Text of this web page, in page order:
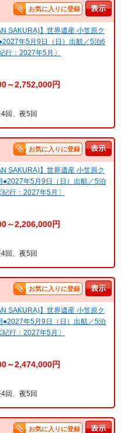
お気に入りに登録
SAKURA)】世界遺産 小笠原ク
年5月9日（日）出航／5泊6
行：2027年5月〕
～2,752,000円
回、夜5回
お気に入りに登録
SAKURA)】世界遺産 小笠原ク
●2027年5月9日（日）出航／5泊
行：2027年5月〕
～2,206,000円
回、夜5回
お気に入りに登録
SAKURA)】世界遺産 小笠原ク
●2027年5月9日（日）出航／5泊
行：2027年5月〕
～2,474,000円
回、夜5回
お気に入りに登録